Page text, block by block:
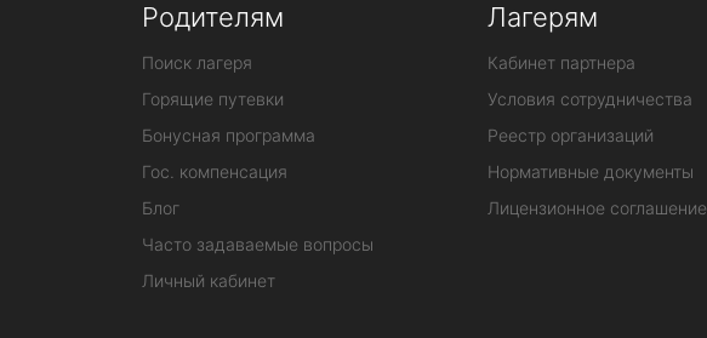
Родителям
Поиск лагеря
Горящие путевки
Бонусная программа
Гос. компенсация
Блог
Часто задаваемые вопросы
Личный кабинет
Лагерям
Кабинет партнера
Условия сотрудничества
Реестр организаций
Нормативные документы
Лицензионное соглашение